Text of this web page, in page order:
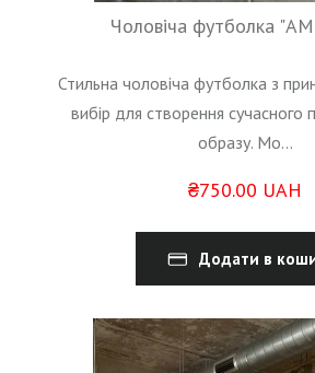
Чоловіча футболка
Стильна чоловіча футболка з
вибір для створення сучасного
образу. Мо...
₴750.00 UAH
Додати в